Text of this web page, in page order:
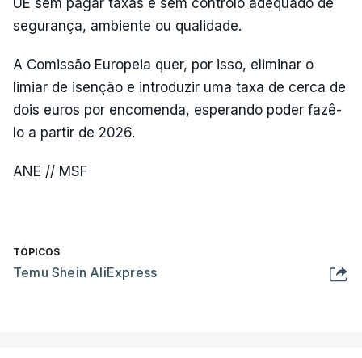
segurança, ambiente ou qualidade.
A Comissão Europeia quer, por isso, eliminar o
limiar de isenção e introduzir uma taxa de cerca de
dois euros por encomenda, esperando poder fazê-
lo a partir de 2026.
ANE // MSF
TÓPICOS
Temu Shein AliExpress